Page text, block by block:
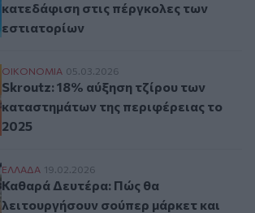
κατεδάφιση στις πέργκολες των
εστιατορίων
Skroutz: 18% αύξηση τζίρου των
ΟΙΚΟΝΟΜΙΑ 05.03.2026
Skroutz: 18% αύξηση τζίρου των
καταστημάτων της περιφέρειας το
2025
Καθαρά Δευτέρα: Πώς θα λειτουργήσουν
ΕΛΛAΔΑ 19.02.2026
Καθαρά Δευτέρα: Πώς θα
λειτουργήσουν σούπερ μάρκετ και